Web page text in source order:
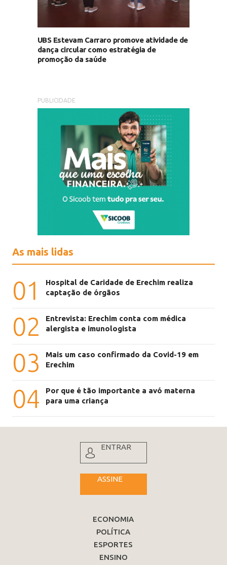
UBS Estevam Carraro promove atividade de
dança circular como estratégia de
promoção da saúde
PUBLICIDADE
As mais lidas
01
Hospital de Caridade de Erechim realiza
captação de órgãos
02
Entrevista: Erechim conta com médica
alergista e imunologista
03
Mais um caso confirmado da Covid-19 em
Erechim
04
Por que é tão importante a avó materna
para uma criança
ENTRAR
ASSINE
ECONOMIA
POLÍTICA
ESPORTES
ENSINO